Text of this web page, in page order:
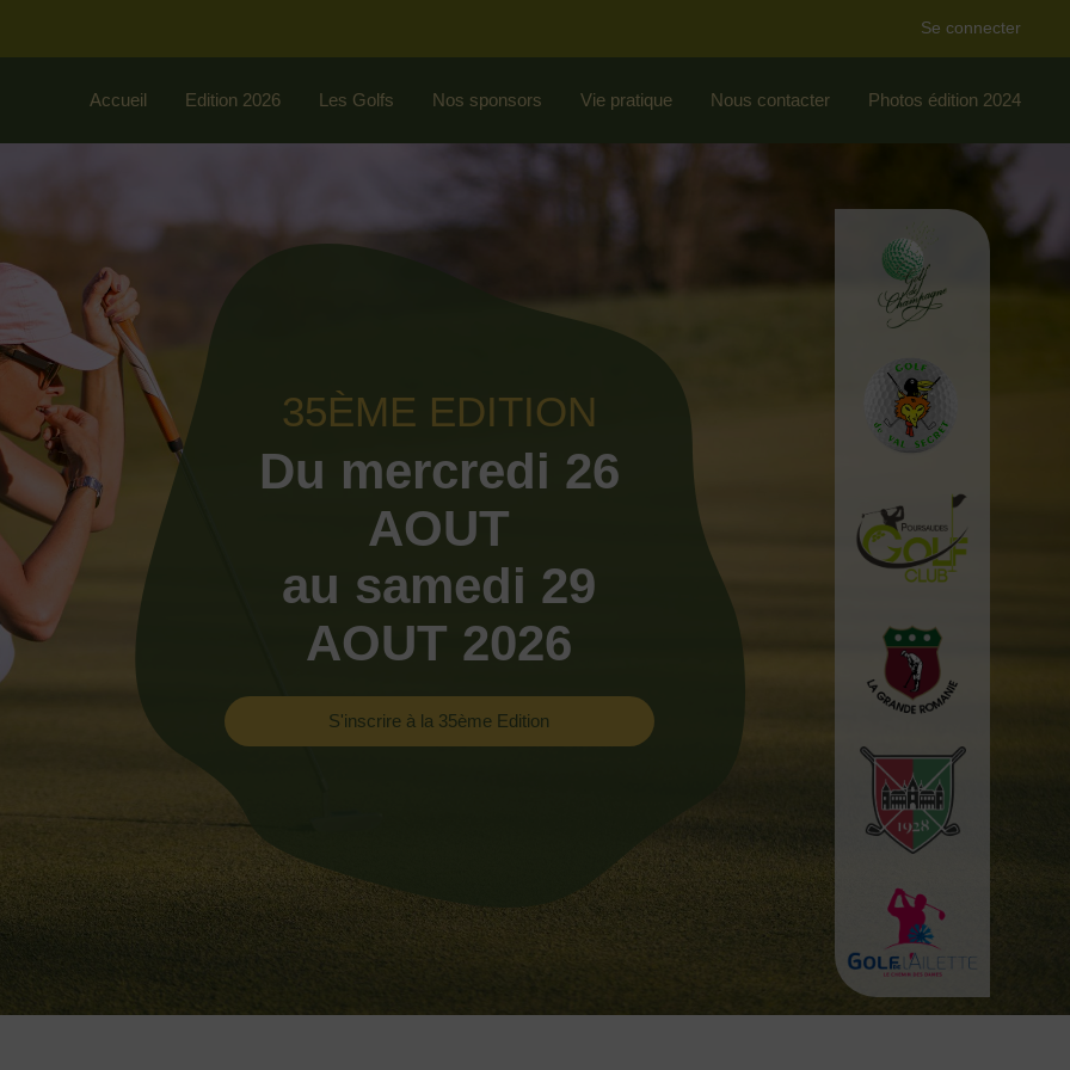
Se connecter
Accueil Edition 2026 Les Golfs Nos sponsors Vie pratique Nous contacter Photos édition 2024
35ÈME EDITION
Du mercredi 26
AOUT
au samedi 29
AOUT 2026
S'inscrire à la 35ème Edition